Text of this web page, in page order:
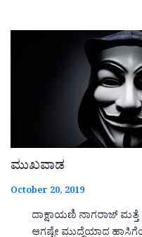
ಮುಖವಾಡ
October 20, 2019
ದಾಕ್ಷಾಯಣಿ ನಾಗರಾಜ್